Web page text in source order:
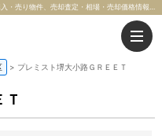
プレミスト堺大小路ＧＲＥＥＴ
Ｔ